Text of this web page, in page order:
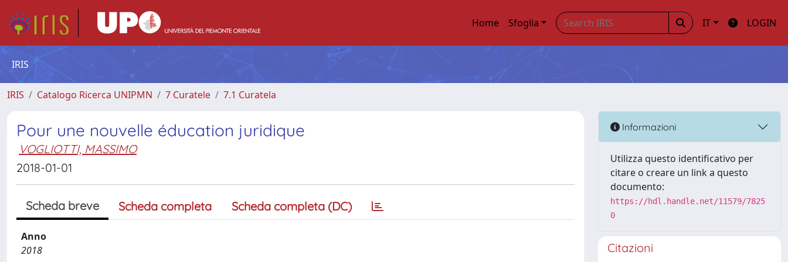
Home Sfoglia IT LOGIN
IRIS
IRIS Catalogo Ricerca UNIPMN 7 Curatele 7.1 Curatela
Pour une nouvelle éducation juridique
VOGLIOTTI, MASSIMO
2018-01-01
Scheda breve Scheda completa Scheda completa (DC)
Anno
2018
Informazioni
Utilizza questo identificativo per
citare o creare un link a questo
documento:
https://hdl.handle.net/11579/7825
0
Citazioni